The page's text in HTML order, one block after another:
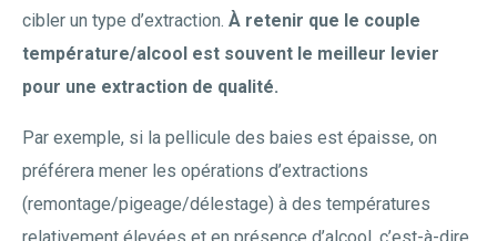
cibler un type d’extraction. À retenir que le couple
température/alcool est souvent le meilleur levier
pour une extraction de qualité.
Par exemple, si la pellicule des baies est épaisse, on
préférera mener les opérations d’extractions
(remontage/pigeage/délestage) à des températures